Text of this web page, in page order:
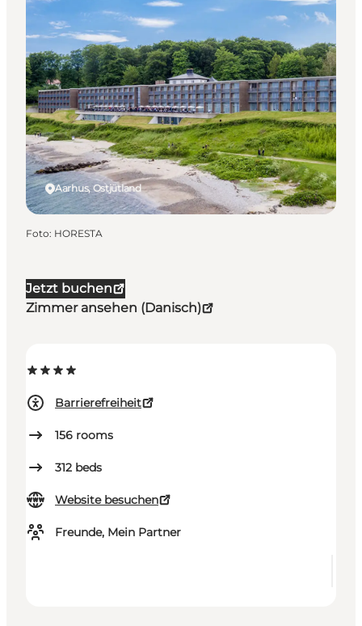
Jetzt buchen
Zimmer ansehen (Danisch)
Barrierefreiheit
156 rooms
312 beds
Website besuchen
Freunde, Mein Partner
Aarhus, Ostjütland
Foto: HORESTA